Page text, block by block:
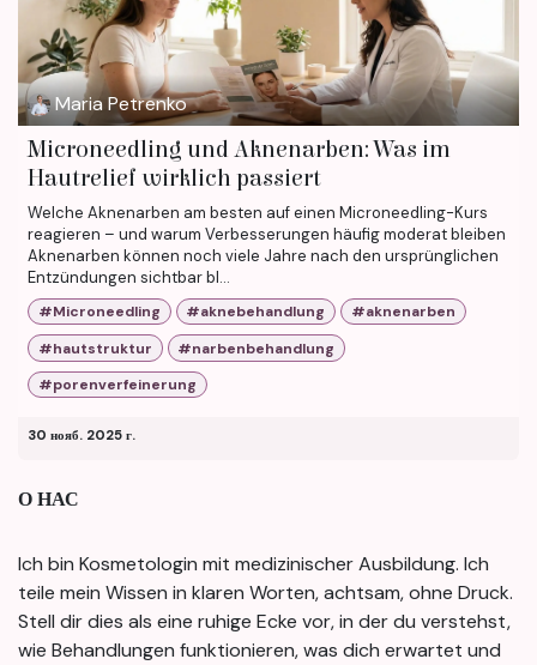
Maria Petrenko
Microneedling und Aknenarben: Was im
Hautrelief wirklich passiert
Welche Aknenarben am besten auf einen Microneedling-Kurs
reagieren – und warum Verbesserungen häufig moderat bleiben
Aknenarben können noch viele Jahre nach den ursprünglichen
Entzündungen sichtbar bl...
#Microneedling #aknebehandlung
#aknenarben
#hautstruktur
#narbenbehandlung
#porenverfeinerung
30 нояб. 2025 г.
О НАС
Ich bin Kosmetologin mit medizinischer Ausbildung. Ich
teile mein Wissen in klaren Worten, achtsam, ohne Druck.
Stell dir dies als eine ruhige Ecke vor, in der du verstehst,
wie Behandlungen funktionieren, was dich erwartet und